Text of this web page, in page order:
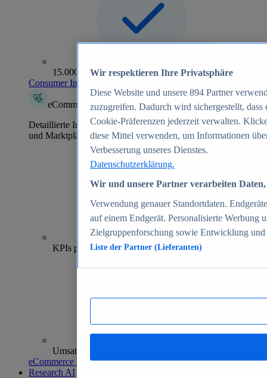
15.000+ Marken
Consumer Insights entdecken
eCommerce Insights
Detaillierte Informationen zu mehr als 39.000 Online-Shops
und Marktplätzen
70+
KPIs pro Shop
Umsatzanalysen und -prognosen
eCommerce Insights entdecken
Research AI
Wir respektieren Ihre Privatsphäre
Diese Website und unsere 894 Partner
zuzugreifen. Dadurch wird sichergestellt,
Cookie-Präferenzen jederzeit verwalten.
diese Mittel verwenden, um Informationen
Verbesserung unseres Dienstes.
Datenschutzerklärung.
Wir und unsere Partner verarbeiten
Verwendung genauer Standortdaten.
auf einem Endgerät. Personalisierte Werbung
Zielgruppenforschung sowie Entwicklung
Liste der Partner (Lieferanten)